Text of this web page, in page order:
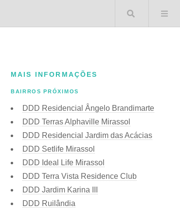
Buscar
MAIS INFORMAÇÕES
BAIRROS PRÓXIMOS
DDD Residencial Ângelo Brandimarte
DDD Terras Alphaville Mirassol
DDD Residencial Jardim das Acácias
DDD Setlife Mirassol
DDD Ideal Life Mirassol
DDD Terra Vista Residence Club
DDD Jardim Karina III
DDD Ruilândia